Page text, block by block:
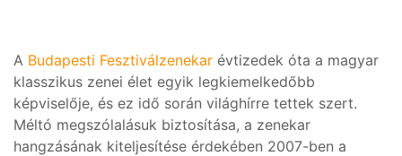
A Budapesti Fesztiválzenekar évtizedek óta a magyar
klasszikus zenei élet egyik legkiemelkedőbb
képviselője, és ez idő során világhírre tettek szert.
Méltó megszólalásuk biztosítása, a zenekar
hangzásának kiteljesítése érdekében 2007-ben a